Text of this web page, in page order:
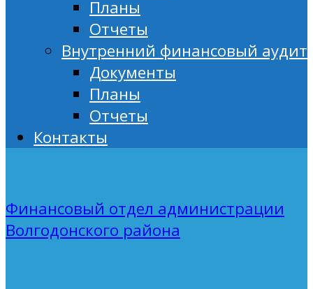
Планы
Отчеты
Внутренний финансовый аудит
Документы
Планы
Отчеты
Контакты
Финансовый отдел администрации
Волгодонского района